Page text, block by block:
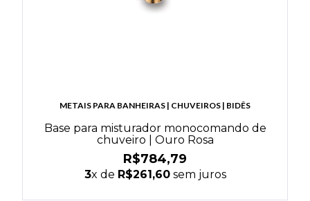
METAIS PARA BANHEIRAS | CHUVEIROS | BIDÊS
Base para misturador monocomando de
chuveiro | Ouro Rosa
R$784,79
3x de R$261,60sem juros